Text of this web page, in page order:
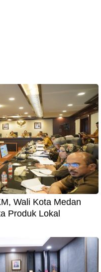
Wali Kota Medan
Produk Lokal